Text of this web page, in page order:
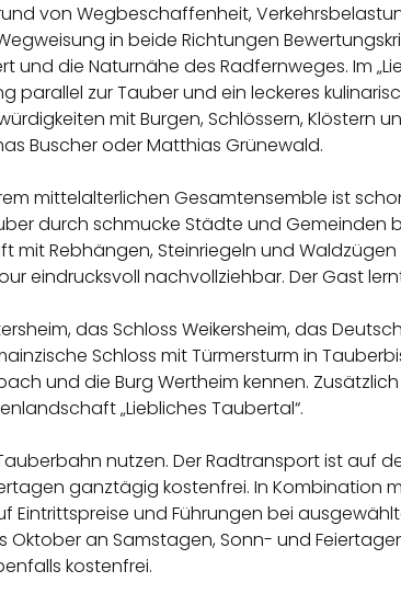
von Wegbeschaffenheit,
in beide Richtungen
die Naturnähe des Radfernweges. Im
zur Tauber und ein leckeres
mit Burgen, Schlössern, Klöstern
Buscher oder Matthias Grünewald.
mittelalterlichen Gesamtensemble ist
durch schmucke Städte und Gemeinden
mit Rebhängen, Steinriegeln und
eindrucksvoll nachvollziehbar. Der Gast
das Schloss Weikersheim, das
Schloss mit Türmersturm in
und die Burg Wertheim kennen.
„Liebliches Taubertal“.
nutzen. Der Radtransport ist auf
ganztägig kostenfrei. In Kombination
und Führungen bei
an Samstagen, Sonn- und
kostenfrei.